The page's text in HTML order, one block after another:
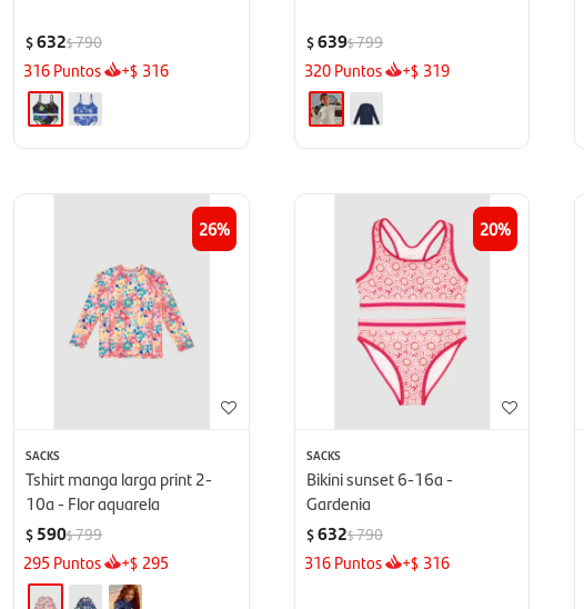
$632$790
316Puntos +$ 316
$639$799
320Puntos +$ 319
26
SACKS
Tshirt manga larga print 2-
10a - Flor aquarela
$ 590$799
295 Puntos +$ 295
20
SACKS
Bikini sunset 6-16a -
Gardenia
$632$790
316Puntos +$ 316